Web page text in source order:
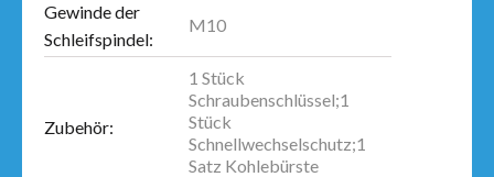
Gewinde der
Schleifspindel:
M10
Zubehör:
1 Stück
Schraubenschlüssel;1
Stück
Schnellwechselschutz;1
Satz Kohlebürste